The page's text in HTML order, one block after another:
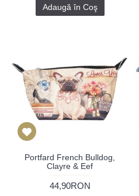
Adaugă în Coş
Portfard French Bulldog,
Clayre & Eef
44,90RON